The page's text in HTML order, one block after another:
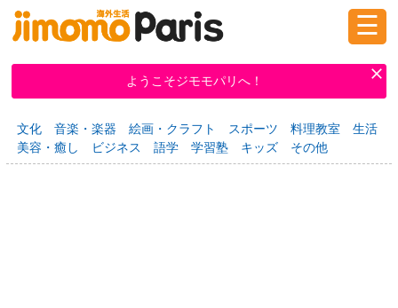
ログイン 新規登録
掲示板 タウン情報 教えて！
☰
ようこそジモモパリへ！
文化 音楽・楽器 絵画・クラフト スポーツ 料理教室
生活
美容・癒し
ビジネス 語学 学習塾 キッズ その他